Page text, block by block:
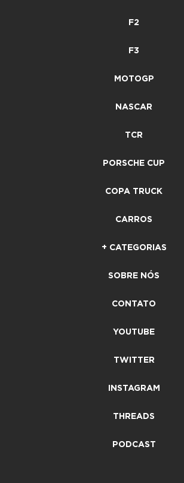
F2
F3
MOTOGP
NASCAR
TCR
PORSCHE CUP
COPA TRUCK
CARROS
+ CATEGORIAS
SOBRE NÓS
CONTATO
YOUTUBE
TWITTER
INSTAGRAM
THREADS
PODCAST